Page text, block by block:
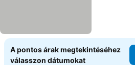
A pontos árak megtekintéséhez
válasszon dátumokat